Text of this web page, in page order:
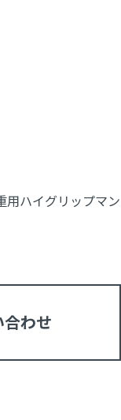
用ハイグリップマン
わせ